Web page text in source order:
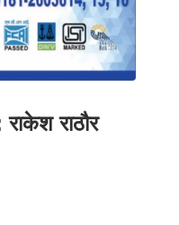
राठौर